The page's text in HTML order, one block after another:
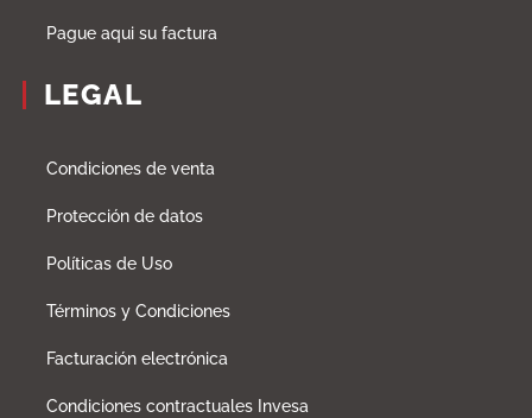
Pague aqui su factura
LEGAL
Condiciones de venta
Protección de datos
Políticas de Uso
Términos y Condiciones
Facturación electrónica
Condiciones contractuales Invesa